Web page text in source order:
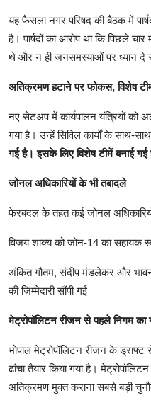
यह फैसला नगर परिषद की बैठक में
है। पार्षदों का आरोप था कि पिछले
थे और न ही जनसमस्याओं पर ध्यान दे
अतिक्रमण हटाने पर फोकस, विशेष
नए सेटअप में कार्यपालन यंत्रियों को
गया है। उन्हें सिविल कार्यों के साथ-
गई है। इसके लिए विशेष टीमें बनाई गई
जोनल अधिकारियों के भी तबादले
फेरबदल के तहत कई जोनल
विजय शाक्य को जोन-14 का सहायक
अंकित गौतम, संदीप मंडलेकर और
की जिम्मेदारी सौंपी गई
मेट्रोपॉलिटन रीजन से पहले निगम
भोपाल मेट्रोपॉलिटन रीजन के
ढांचा तैयार किया गया है।
अतिक्रमण मुक्त कराना सबसे बड़ी